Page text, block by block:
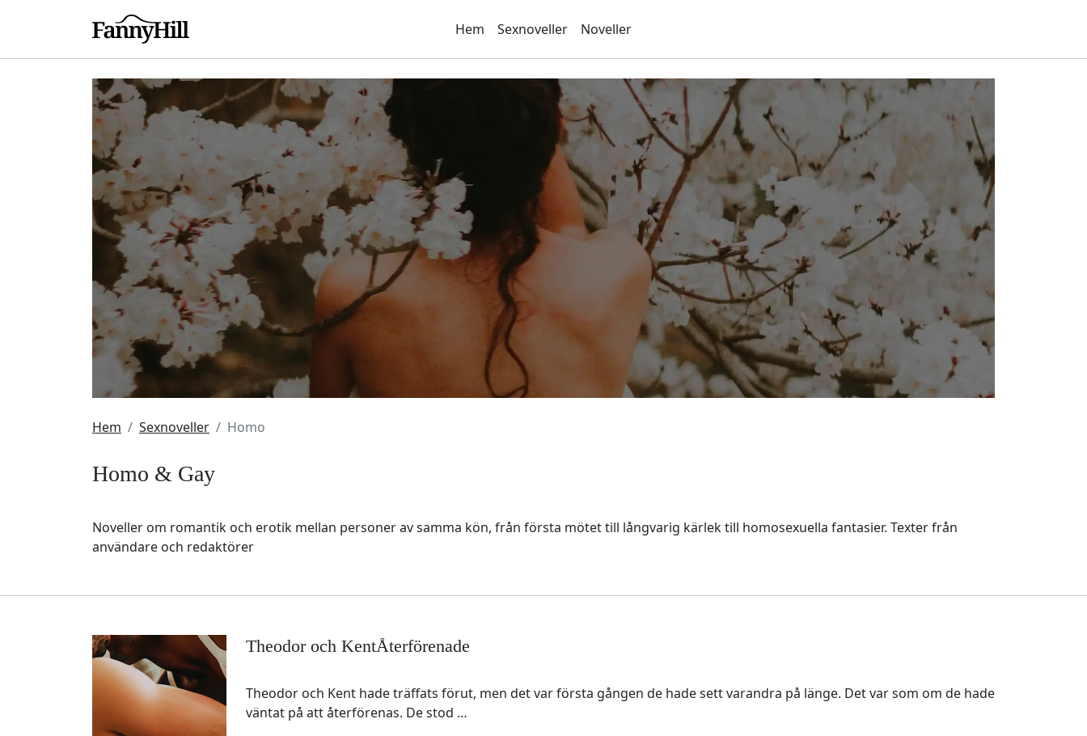
Hem Sexnoveller Noveller
Hem Sexnoveller Homo
Homo & Gay
Noveller om romantik och erotik mellan personer av samma kön, från första mötet till långvarig kärlek till homosexuella fantasier. Texter från
användare och redaktörer
Theodor och KentÅterförenade
Theodor och Kent hade träffats förut, men det var första gången de hade sett varandra på länge. Det var som om de hade
väntat på att återförenas. De stod …